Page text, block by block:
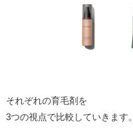
それぞれの育毛剤を
3つの視点で比較していきます。